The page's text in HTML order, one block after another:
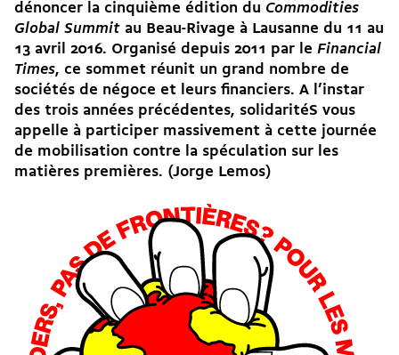
dénoncer la cinquième édition du Commodities
Global Summit au Beau-Rivage à Lausanne du 11 au
13 avril 2016. Organisé depuis 2011 par le Financial
Times, ce sommet réunit un grand nombre de
sociétés de négoce et leurs financiers. A l’instar
des trois années précédentes, solidaritéS vous
appelle à participer massivement à cette journée
de mobilisation contre la spéculation sur les
matières premières. (Jorge Lemos)